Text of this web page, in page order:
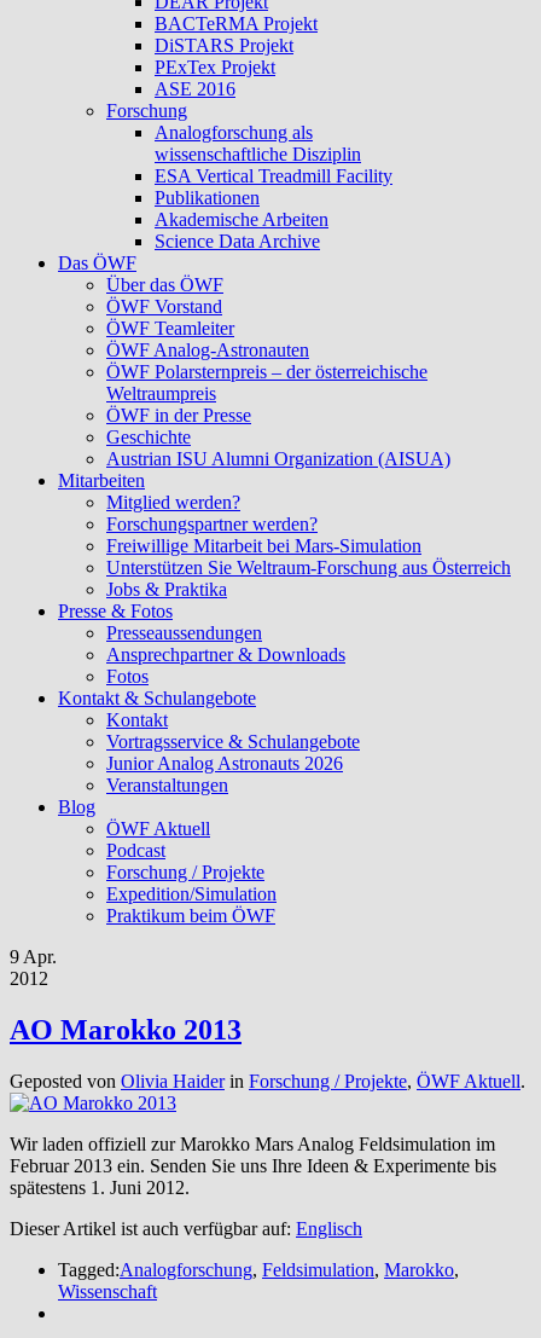
BACTeRMA Projekt
DiSTARS Projekt
PExTex Projekt
ASE 2016
Forschung
Analogforschung als
wissenschaftliche Disziplin
ESA Vertical Treadmill Facility
Publikationen
Akademische Arbeiten
Science Data Archive
Das ÖWF
Über das ÖWF
ÖWF Vorstand
ÖWF Teamleiter
ÖWF Analog-Astronauten
ÖWF Polarsternpreis – der österreichische
Weltraumpreis
ÖWF in der Presse
Geschichte
Austrian ISU Alumni Organization (AISUA)
Mitarbeiten
Mitglied werden?
Forschungspartner werden?
Freiwillige Mitarbeit bei Mars-Simulation
Unterstützen Sie Weltraum-Forschung aus Österreich
Jobs & Praktika
Presse & Fotos
Presseaussendungen
Ansprechpartner & Downloads
Fotos
Kontakt & Schulangebote
Kontakt
Vortragsservice & Schulangebote
Junior Analog Astronauts 2026
Veranstaltungen
Blog
ÖWF Aktuell
Podcast
Forschung / Projekte
Expedition/Simulation
Praktikum beim ÖWF
9 Apr.
2012
AO Marokko 2013
Geposted von Olivia Haiderin Forschung / Projekte, ÖWF Aktuell.
Wir laden offiziell zur Marokko Mars Analog Feldsimulation im
Februar 2013 ein. Senden Sie uns Ihre Ideen & Experimente bis
spätestens 1. Juni 2012.
Dieser Artikel ist auch verfügbar auf: Englisch
Tagged:Analogforschung, Feldsimulation, Marokko,
Wissenschaft